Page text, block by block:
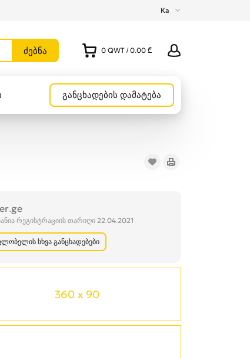
Ka
0 QWT / 0.00 ₾
განცხადების დამატება
რეგისტრაციის თარიღი 22.04.2021
სხვა განცხადებები
360 x 90